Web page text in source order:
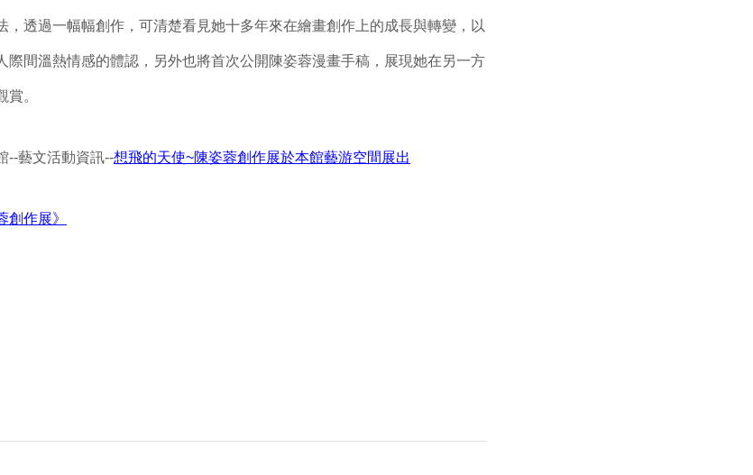
，透過一幅幅創作，可清楚看見她十多年來在繪畫創作上的成長與轉變，以
際間溫熱情感的體認，另外也將首次公開陳姿蓉漫畫手稿，展現她在另一方
。
--藝文活動資訊--想飛的天使~陳姿蓉創作展於本館藝游空間展出
創作展》